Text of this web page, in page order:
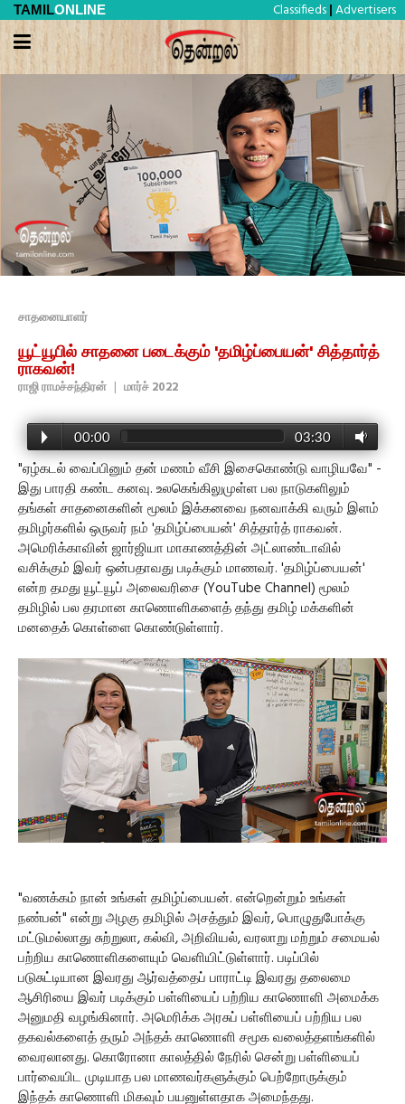
TAMILONLINE Classifieds | Advertisers
சாதனையாளர்
யூட்யூபில் சாதனை படைக்கும் 'தமிழ்ப்பையன்' சித்தார்த்
ராகவன்!
ராஜி ராமச்சந்திரன் | மார்ச் 2022
00:00 03:30
"ஏழ்கடல் வைப்பினும் தன் மணம் வீசி இசைகொண்டு வாழியவே" -
இது பாரதி கண்ட கனவு. உலகெங்கிலுமுள்ள பல நாடுகளிலும்
தங்கள் சாதனைகளின் மூலம் இக்கனவை நனவாக்கி வரும் இளம்
தமிழர்களில் ஒருவர் நம் 'தமிழ்ப்பையன்' சித்தார்த் ராகவன்.
அமெரிக்காவின் ஜார்ஜியா மாகாணத்தின் அட்லாண்டாவில்
வசிக்கும் இவர் ஒன்பதாவது படிக்கும் மாணவர். 'தமிழ்ப்பையன்'
என்ற தமது யூட்யூப் அலைவரிசை (YouTube Channel) மூலம்
தமிழில் பல தரமான காணொளிகளைத் தந்து தமிழ் மக்களின்
மனதைக் கொள்ளை கொண்டுள்ளார்.
"வணக்கம் நான் உங்கள் தமிழ்ப்பையன். என்றென்றும் உங்கள்
நண்பன்" என்று அழகு தமிழில் அசத்தும் இவர், பொழுதுபோக்கு
மட்டுமல்லாது சுற்றுலா, கல்வி, அறிவியல், வரலாறு மற்றும் சமையல்
பற்றிய காணொளிகளையும் வெளியிட்டுள்ளார். படிப்பில்
படுசுட்டியான இவரது ஆர்வத்தைப் பாராட்டி இவரது தலைமை
ஆசிரியை இவர் படிக்கும் பள்ளியைப் பற்றிய காணொளி அமைக்க
அனுமதி வழங்கினார். அமெரிக்க அரசுப் பள்ளியைப் பற்றிய பல
தகவல்களைத் தரும் அந்தக் காணொளி சமூக வலைத்தளங்களில்
வைரலானது. கொரோனா காலத்தில் நேரில் சென்று பள்ளியைப்
பார்வையிட முடியாத பல மாணவர்களுக்கும் பெற்றோருக்கும்
இந்தக் காணொளி மிகவும் பயனுள்ளதாக அமைந்தது.